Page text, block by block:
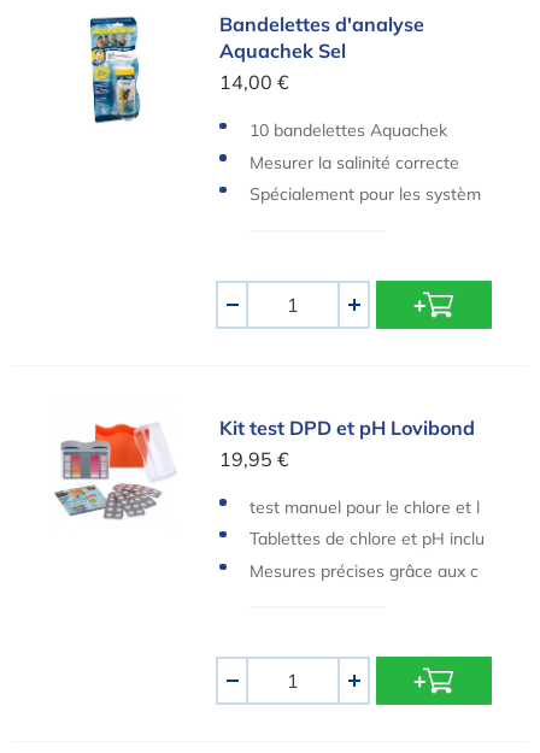
Bandelettes d'analyse Aquachek Sel
Bandelettes d'analyse
Aquachek Sel
14,00 €
10 bandelettes Aquachek
Mesurer la salinité correcte
Spécialement pour les systèm
+
Kit test DPD et pH LovibondKit test DPD et pH Lovibond
19,95 €
test manuel pour le chlore et l
e pH
Tablettes de chlore et pH inclu
sMesures précises grâce aux c
+